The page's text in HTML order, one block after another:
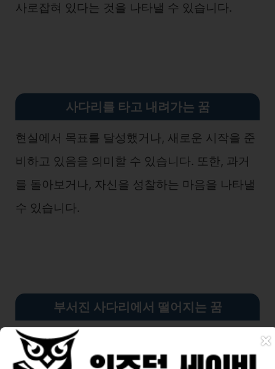
사로잡혀 있다는 것을 나타낼 수 있습니다.
사다리를 타고 내려가는 꿈
현실에서 목표를 달성했거나, 새로운 시작을 준
비하고 있음을 의미할 수 있습니다. 또한, 과거
를 돌아보거나, 자신을 성찰하는 마음을 나타낼
수 있습니다.
부서진 사다리에서 떨어지는 꿈
현실에서 실패하거나 좌절을 겪을 것이라는 것
을 나타낼 수 있습니다. 또한, 꿈꾸는 사람이 불
×